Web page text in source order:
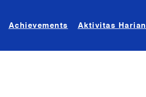
Achievements Aktivitas Harian